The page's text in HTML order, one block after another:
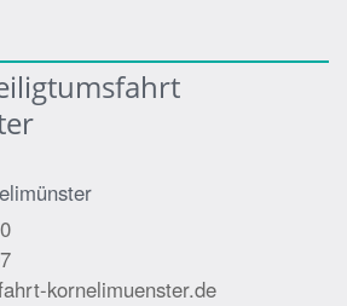
kornelimuenster.de